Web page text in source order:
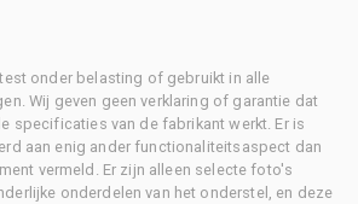
onder belasting of gebruikt in alle
Wij geven geen verklaring of garantie dat
specificaties van de fabrikant werkt. Er is
aan enig ander functionaliteitsaspect dan
vermeld. Er zijn alleen selecte foto's
onderdelen van het onderstel, en deze